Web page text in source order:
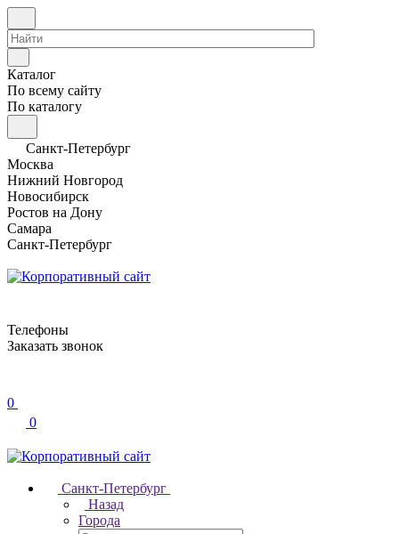
Каталог
По всему сайту
По каталогу
Санкт-Петербург
Москва
Нижний Новгород
Новосибирск
Ростов на Дону
Самара
Санкт-Петербург
Телефоны
Заказать звонок
0
0
Санкт-Петербург
Назад
Города